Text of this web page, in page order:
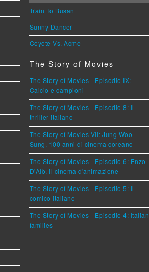
Train To Busan
Sunny Dancer
Coyote Vs. Acme
The Story of Movies
The Story of Movies - Episodio IX:
Calcio e campioni
The Story of Movies - Episodio 8: Il
thriller italiano
The Story of Movies VII: Jung Woo-
Sung, 100 anni di cinema coreano
The Story of Movies - Episodio 6: Enzo
D'Alò, il cinema d'animazione
The Story of Movies - Episodio 5: Il
comico italiano
The Story of Movies - Episodio 4: Italian
families